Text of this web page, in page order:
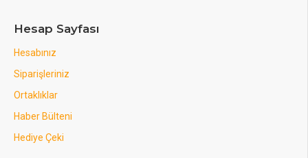
Hesap Sayfası
Hesabınız
Siparişleriniz
Ortaklıklar
Haber Bülteni
Hediye Çeki